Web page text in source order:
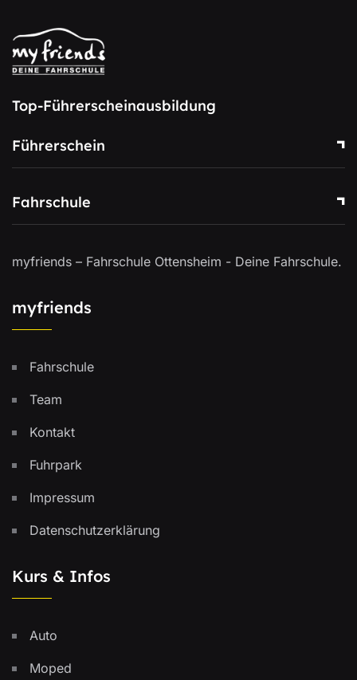
Top-Führerscheinausbildung
Führerschein
Fahrschule
myfriends – Fahrschule Ottensheim - Deine Fahrschule.
myfriends
Fahrschule
Team
Kontakt
Fuhrpark
Impressum
Datenschutzerklärung
Kurs & Infos
Auto
Moped